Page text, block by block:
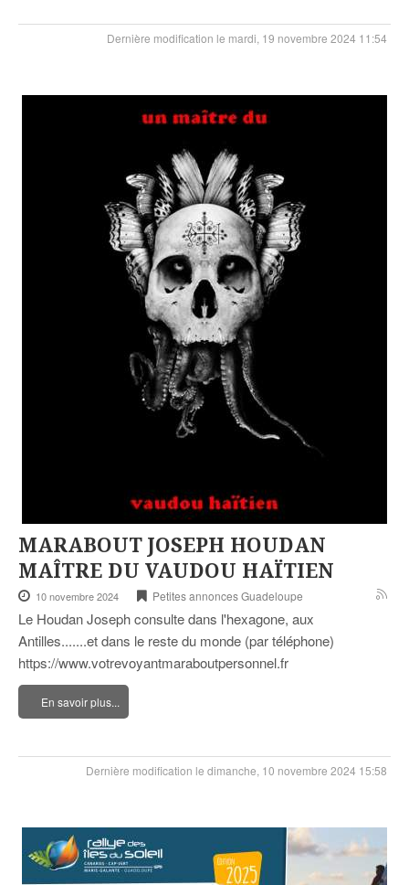
Dernière modification le mardi, 19 novembre 2024 11:54
MARABOUT JOSEPH HOUDAN
MAÎTRE DU VAUDOU HAÏTIEN
10 novembre 2024 Petites annonces Guadeloupe
Le Houdan Joseph consulte dans l'hexagone, aux
Antilles.......et dans le reste du monde (par téléphone)
https://www.votrevoyantmaraboutpersonnel.fr
En savoir plus...
Dernière modification le dimanche, 10 novembre 2024 15:58